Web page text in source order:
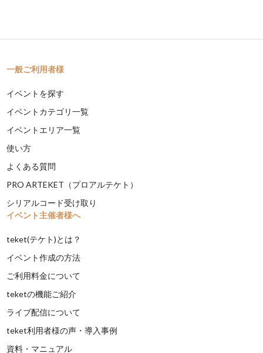
一般ご利用者様
イベントを探す
イベントカテゴリ一覧
イベントエリア一覧
使い方
よくある質問
PRO ARTEKET（プロアルテケト）
シリアルコード受け取り
イベント主催者様へ
teket(テケト)とは？
イベント作成の方法
ご利用料金について
teketの機能ご紹介
ライブ配信について
teket利用者様の声・導入事例
資料・マニュアル